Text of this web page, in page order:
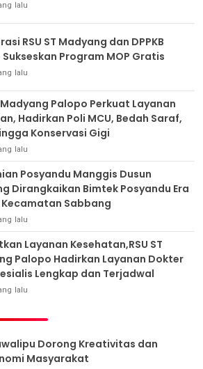
lalu
RSU ST Madyang dan DPPKB
Program MOP Gratis
lalu
Madyang Palopo Perkuat Layanan
Hadirkan Poli MCU, Bedah Saraf,
Konservasi Gigi
lalu
Posyandu Manggis Dusun
Dirangkaikan Bimtek Posyandu Era
Kecamatan Sabbang
lalu
Layanan Kesehatan,RSU ST
Palopo Hadirkan Layanan Dokter
Lengkap dan Terjadwal
lalu
Dorong Kreativitas dan
Masyarakat